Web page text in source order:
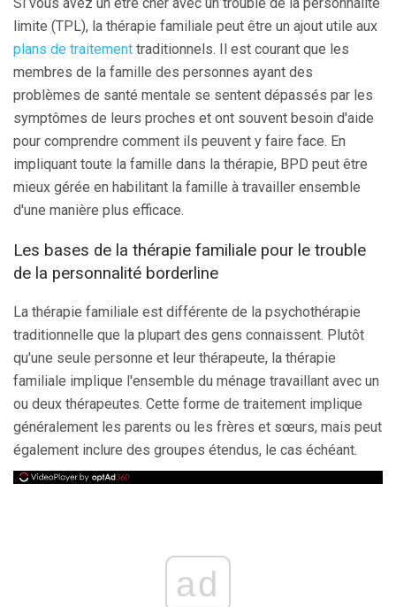
limite (TPL), la thérapie familiale peut être un ajout utile aux
plans de traitement traditionnels. Il est courant que les
membres de la famille des personnes ayant des
problèmes de santé mentale se sentent dépassés par les
symptômes de leurs proches et ont souvent besoin d'aide
pour comprendre comment ils peuvent y faire face. En
impliquant toute la famille dans la thérapie, BPD peut être
mieux gérée en habilitant la famille à travailler ensemble
d'une manière plus efficace.
Les bases de la thérapie familiale pour le trouble
de la personnalité borderline
La thérapie familiale est différente de la psychothérapie
traditionnelle que la plupart des gens connaissent. Plutôt
qu'une seule personne et leur thérapeute, la thérapie
familiale implique l'ensemble du ménage travaillant avec un
ou deux thérapeutes. Cette forme de traitement implique
généralement les parents ou les frères et sœurs, mais peut
également inclure des groupes étendus, le cas échéant.
ad